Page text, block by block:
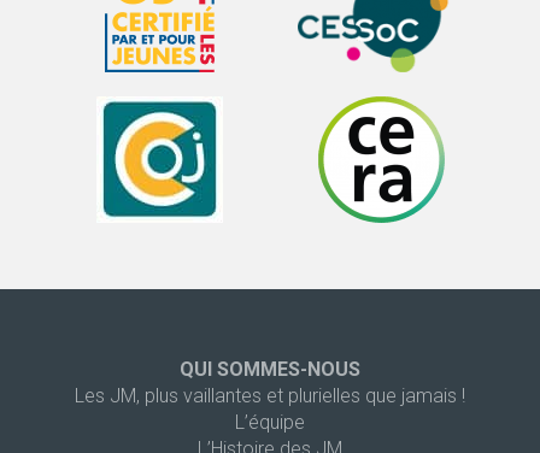
QUI SOMMES-NOUS
Les JM, plus vaillantes et plurielles que jamais !
L’équipe